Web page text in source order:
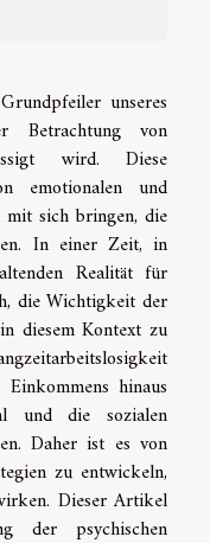
unseres
Betrachtung von
wird. Diese
emotionalen und
mit sich bringen, die
In einer Zeit, in
Realität für
die Wichtigkeit der
diesem Kontext zu
hinaus
und die sozialen
Daher ist es von
zu entwickeln,
Dieser Artikel
der psychischen